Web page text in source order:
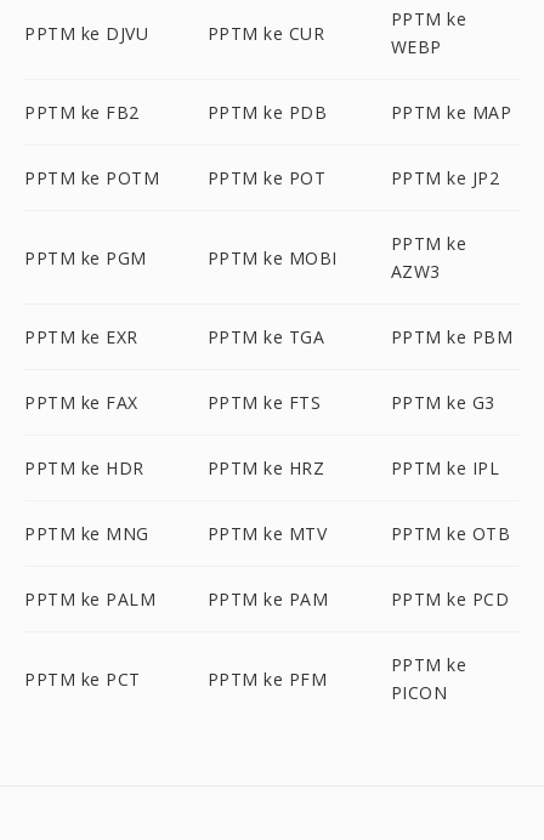
PPTM ke DJVU PPTM ke CUR
PPTM ke
WEBP
PPTM ke FB2 PPTM ke PDB PPTM ke MAP
PPTM ke POTM PPTM ke POT PPTM ke JP2
PPTM ke PGM PPTM ke MOBI
PPTM ke
AZW3
PPTM ke EXR PPTM ke TGA PPTM ke PBM
PPTM ke FAX PPTM ke FTS PPTM ke G3
PPTM ke HDR PPTM ke HRZ PPTM ke IPL
PPTM ke MNG PPTM ke MTV PPTM ke OTB
PPTM ke PALM PPTM ke PAM PPTM ke PCD
PPTM ke PCT PPTM ke PFM
PPTM ke
PICON